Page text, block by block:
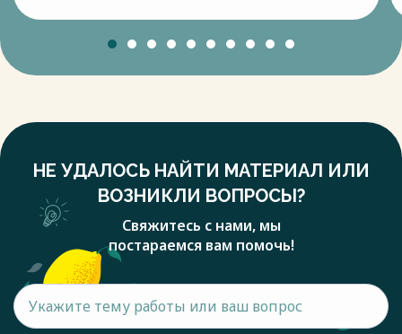
НЕ УДАЛОСЬ НАЙТИ МАТЕРИАЛ ИЛИ
ВОЗНИКЛИ ВОПРОСЫ?
Свяжитесь с нами, мы
постараемся вам помочь!